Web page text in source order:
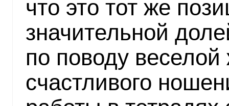
что это тот же
значительной
по поводу
счастливого